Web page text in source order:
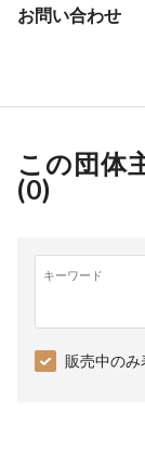
お問い合わせ
この団体
(0)
キーワード
販売中のみ